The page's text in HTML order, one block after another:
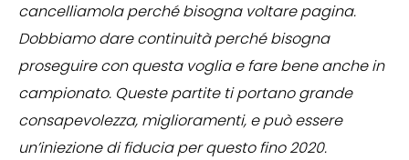
cancelliamola perché bisogna voltare pagina.
Dobbiamo dare continuità perché bisogna
proseguire con questa voglia e fare bene anche in
campionato. Queste partite ti portano grande
consapevolezza, miglioramenti, e può essere
un’iniezione di fiducia per questo fino 2020.